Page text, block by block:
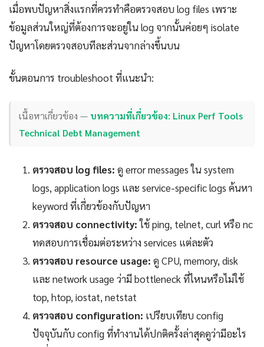
เมื่อพบปัญหาสิ่งแรกที่ควรทำคือตรวจสอบ log files เพราะ
ข้อมูลส่วนใหญ่ที่ต้องการจะอยู่ใน log จากนั้นค่อยๆ isolate
ปัญหาโดยตรวจสอบทีละส่วนจากล่างขึ้นบน
ขั้นตอนการ troubleshoot ที่แนะนำ:
เนื้อหาเกี่ยวข้อง — บทความที่เกี่ยวข้อง: Linux Perf Tools
Technical Debt Management
ตรวจสอบ log files: ดู error messages ใน system
logs, application logs และ service-specific logs ค้นหา
keyword ที่เกี่ยวข้องกับปัญหา
ตรวจสอบ connectivity:ใช้ ping, telnet, curl หรือ nc
ทดสอบการเชื่อมต่อระหว่าง services แต่ละตัว
ตรวจสอบ resource usage: ดู CPU, memory, disk
และ network usage ว่ามี bottleneck ที่ไหนหรือไม่ใช้
top, htop, iostat, netstat
ตรวจสอบ configuration: เปรียบเทียบ config
ปัจจุบันกับ config ที่ทำงานได้ปกติครั้งล่าสุดดูว่ามีอะไร